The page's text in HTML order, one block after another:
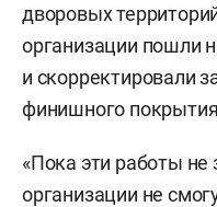
дворовых
организации пошли
и скорректировали
финишного
«Пока эти работы
организации не